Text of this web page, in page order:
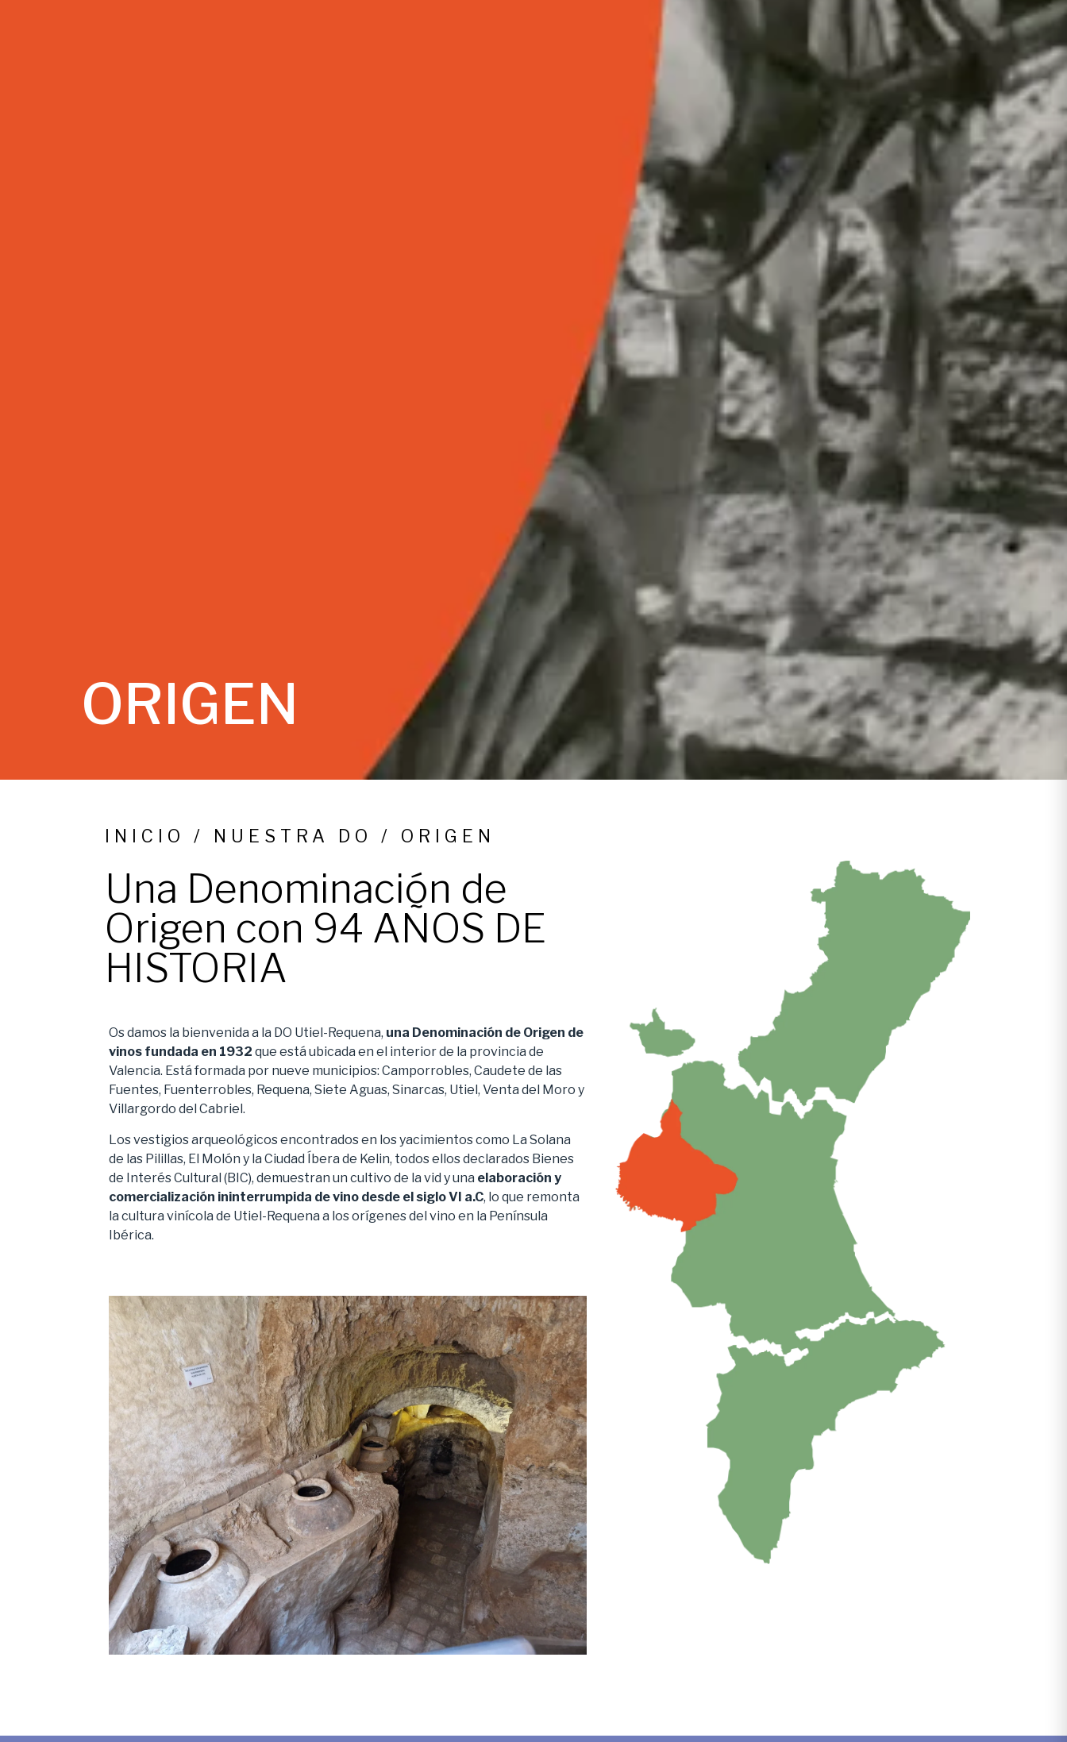
ORIGEN
INICIO / NUESTRA DO / ORIGEN
Una Denominación de
Origen con 94 AÑOS DE
HISTORIA
Os damos la bienvenida a la DO Utiel-Requena, una Denominación de Origen de
vinos fundada en 1932 que está ubicada en el interior de la provincia de
Valencia. Está formada por nueve municipios: Camporrobles, Caudete de las
Fuentes, Fuenterrobles, Requena, Siete Aguas, Sinarcas, Utiel, Venta del Moro y
Villargordo del Cabriel.
Los vestigios arqueológicos encontrados en los yacimientos como La Solana
de las Pilillas, El Molón y la Ciudad Íbera de Kelin, todos ellos declarados Bienes
de Interés Cultural (BIC), demuestran un cultivo de la vid y una elaboración y
comercialización ininterrumpida de vino desde el siglo VI a.C, lo que remonta
la cultura vinícola de Utiel-Requena a los orígenes del vino en la Península
Ibérica.